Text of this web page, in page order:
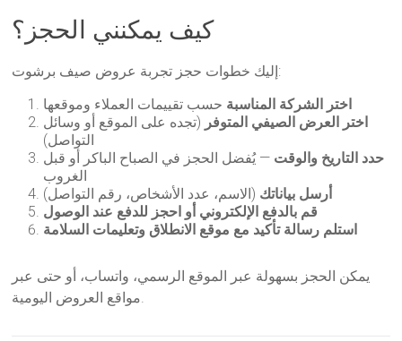
كيف يمكنني الحجز؟
إليك خطوات حجز تجربة عروض صيف برشوت:
اختر الشركة المناسبة حسب تقييمات العملاء وموقعها
اختر العرض الصيفي المتوفر (تجده على الموقع أو وسائل
التواصل)
حدد التاريخ والوقت — يُفضل الحجز في الصباح الباكر أو قبل
الغروب
أرسل بياناتك (الاسم، عدد الأشخاص، رقم التواصل)
قم بالدفع الإلكتروني أو احجز للدفع عند الوصول
استلم رسالة تأكيد مع موقع الانطلاق وتعليمات السلامة
يمكن الحجز بسهولة عبر الموقع الرسمي، واتساب، أو حتى عبر
مواقع العروض اليومية.